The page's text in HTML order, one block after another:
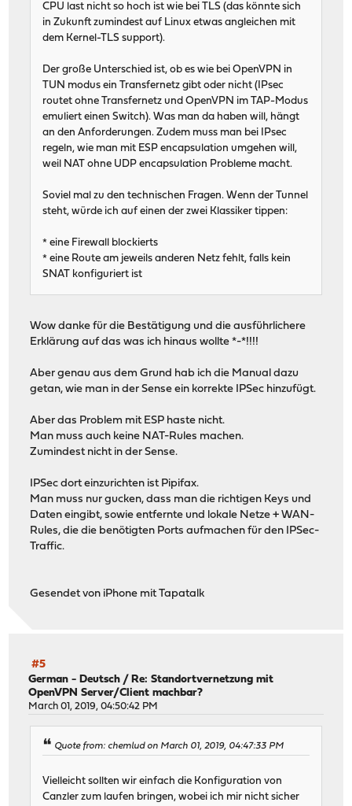
CPU last nicht so hoch ist wie bei TLS (das könnte sich
in Zukunft zumindest auf Linux etwas angleichen mit
dem Kernel-TLS support).
Der große Unterschied ist, ob es wie bei OpenVPN in
TUN modus ein Transfernetz gibt oder nicht (IPsec
routet ohne Transfernetz und OpenVPN im TAP-Modus
emuliert einen Switch). Was man da haben will, hängt
an den Anforderungen. Zudem muss man bei IPsec
regeln, wie man mit ESP encapsulation umgehen will,
weil NAT ohne UDP encapsulation Probleme macht.
Soviel mal zu den technischen Fragen. Wenn der Tunnel
steht, würde ich auf einen der zwei Klassiker tippen:
* eine Firewall blockierts
* eine Route am jeweils anderen Netz fehlt, falls kein
SNAT konfiguriert ist
Wow danke für die Bestätigung und die ausführlichere
Erklärung auf das was ich hinaus wollte *-*!!!!
Aber genau aus dem Grund hab ich die Manual dazu
getan, wie man in der Sense ein korrekte IPSec hinzufügt.
Aber das Problem mit ESP haste nicht.
Man muss auch keine NAT-Rules machen.
Zumindest nicht in der Sense.
IPSec dort einzurichten ist Pipifax.
Man muss nur gucken, dass man die richtigen Keys und
Daten eingibt, sowie entfernte und lokale Netze + WAN-
Rules, die die benötigten Ports aufmachen für den IPSec-
Traffic.
Gesendet von iPhone mit Tapatalk
#5
German - Deutsch /Re: Standortvernetzung mit
OpenVPN Server/Client machbar?
March 01, 2019, 04:50:42 PM
Quote from: chemlud on March 01, 2019, 04:47:33 PM
Vielleicht sollten wir einfach die Konfiguration von
Canzler zum laufen bringen, wobei ich mir nicht sicher